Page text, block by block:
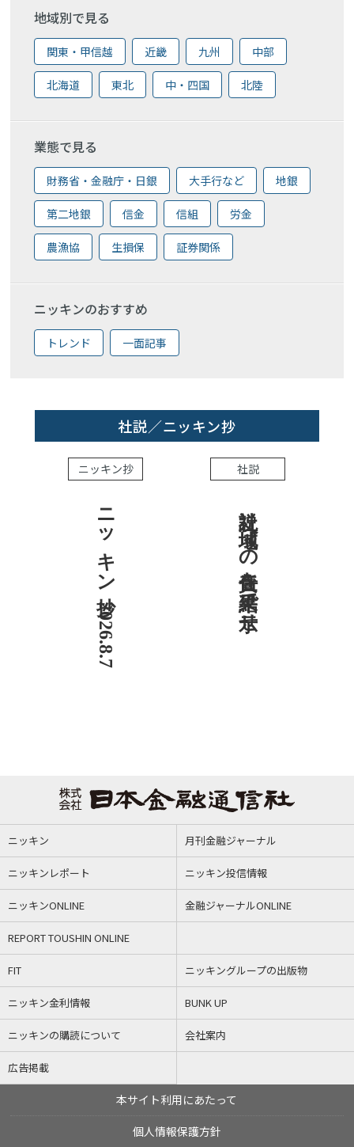
地域別で見る
関東・甲信越 近畿 九州 中部
北海道 東北 中・四国 北陸
業態で見る
財務省・金融庁・日銀 大手行など 地銀
第二地銀 信金 信組 労金
農漁協 生損保 証券関係
ニッキンのおすすめ
トレンド 一面記事
社説／ニッキン抄
ニッキン抄
ニッキン抄 2026.8.7
社説
社説 地域への責任を結果で示せ
ニッキン 月刊金融ジャーナル
ニッキンレポート ニッキン投信情報
ニッキンONLINE 金融ジャーナルONLINE
REPORT TOUSHIN ONLINE
FIT ニッキングループの出版物
ニッキン金利情報 BUNK UP
ニッキンの購読について 会社案内
広告掲載
本サイト利用にあたって
個人情報保護方針